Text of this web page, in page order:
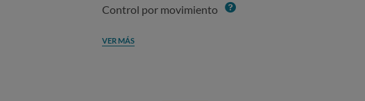
Control por movimiento Info
VER MÁS